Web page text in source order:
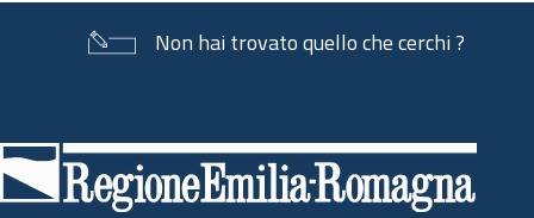
Non hai trovato quello che cerchi ?
di
pagina